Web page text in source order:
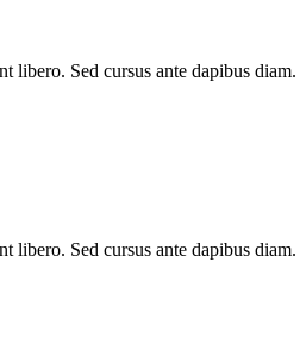
libero. Sed cursus ante dapibus
libero. Sed cursus ante dapibus